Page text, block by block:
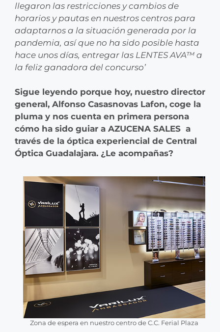
llegaron las restricciones y cambios de
horarios y pautas en nuestros centros para
adaptarnos a la situación generada por la
pandemia, así que no ha sido posible hasta
hace unos días, entregar las LENTES AVA™ a
la feliz ganadora del concurso’
Sigue leyendo porque hoy, nuestro director
general, Alfonso Casasnovas Lafon, coge la
pluma y nos cuenta en primera persona
cómo ha sido guiar a AZUCENA SALES a
través de la óptica experiencial de Central
Óptica Guadalajara. ¿Le acompañas?
Zona de espera en nuestro centro de C.C. Ferial Plaza